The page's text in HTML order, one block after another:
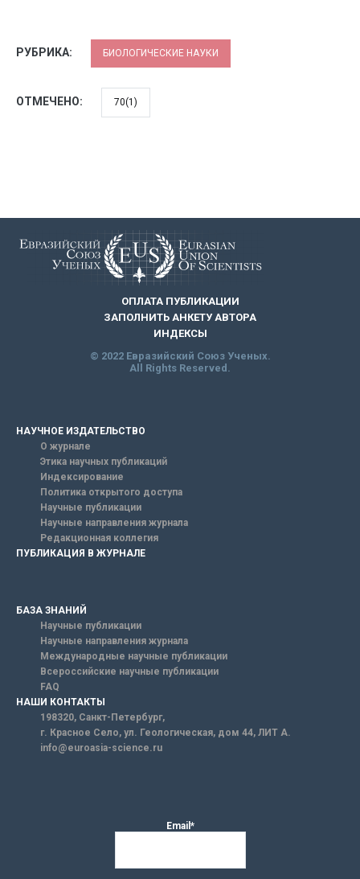
РУБРИКА: БИОЛОГИЧЕСКИЕ НАУКИ
ОТМЕЧЕНО: 70(1)
ОПЛАТА ПУБЛИКАЦИИ
ЗАПОЛНИТЬ АНКЕТУ АВТОРА
ИНДЕКСЫ
© 2022 Евразийский Союз Ученых.
All Rights Reserved.
НАУЧНОЕ ИЗДАТЕЛЬСТВО
О журнале
Этика научных публикаций
Индексирование
Политика открытого доступа
Научные публикации
Научные направления журнала
Редакционная коллегия
ПУБЛИКАЦИЯ В ЖУРНАЛЕ
БАЗА ЗНАНИЙ
Научные публикации
Научные направления журнала
Международные научные публикации
Всероссийские научные публикации
FAQ
НАШИ КОНТАКТЫ
198320, Санкт-Петербург,
г. Красное Село, ул. Геологическая, дом 44, ЛИТ А.
info@euroasia-science.ru
Email*